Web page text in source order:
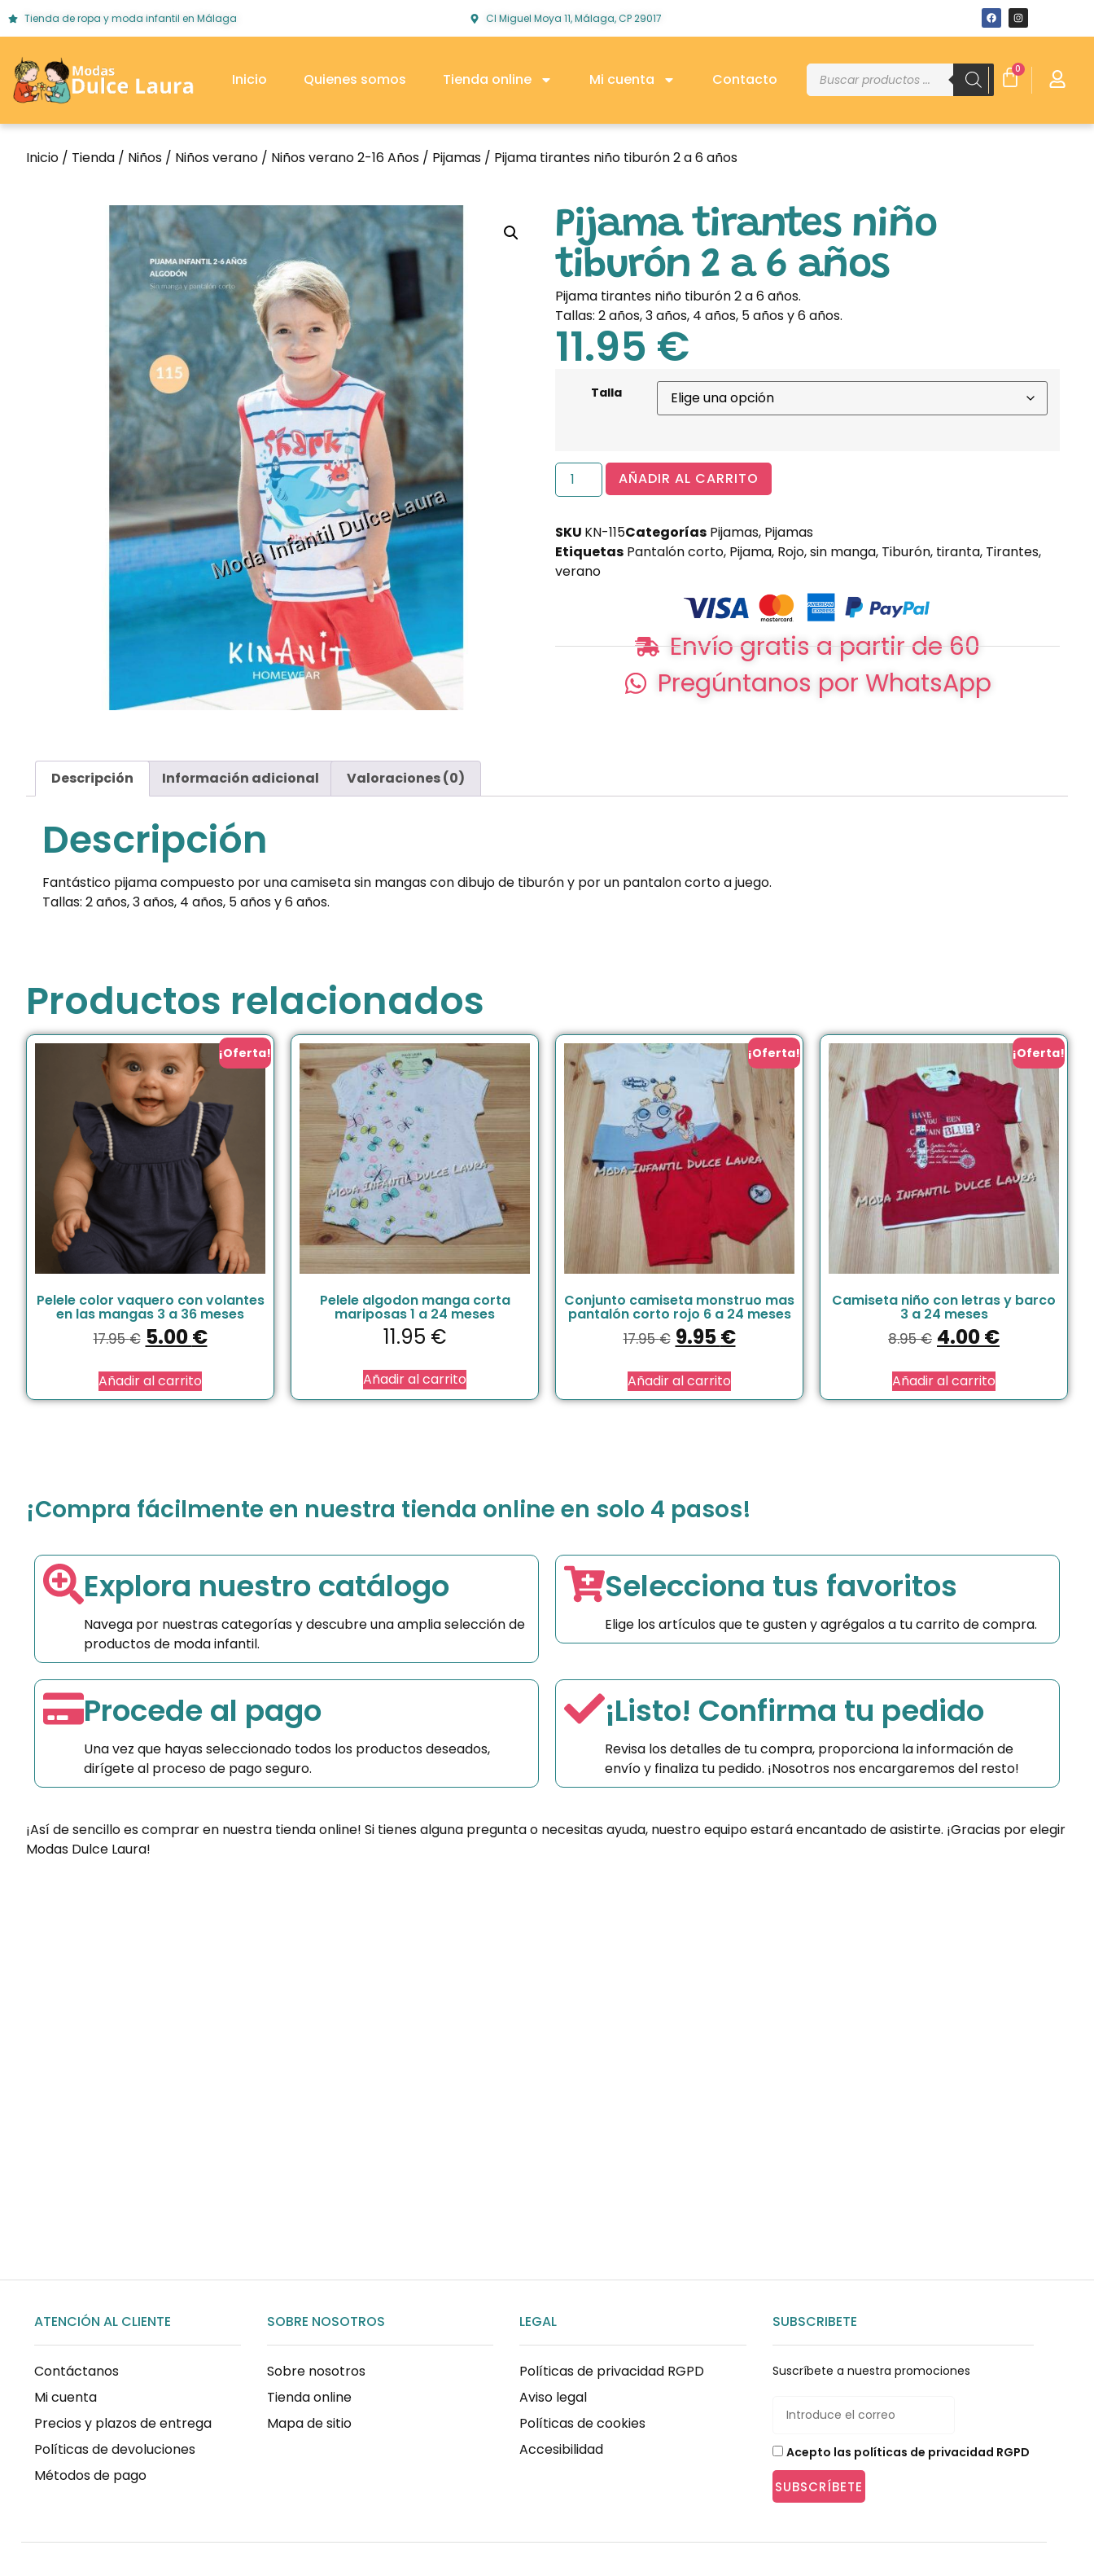
Tienda de ropa y moda infantil en Málaga Cl Miguel Moya 11, Málaga, CP 29017
Inicio Quienes somos Tienda online Mi cuenta Contacto
0
Inicio / Tienda / Niños / Niños verano / Niños verano 2-16 Años / Pijamas / Pijama tirantes niño tiburón 2 a 6 años
Pijama tirantes niño
tiburón 2 a 6 años
Pijama tirantes niño tiburón 2 a 6 años.
Tallas: 2 años, 3 años, 4 años, 5 años y 6 años.
11.95 €
Talla
AÑADIR AL CARRITO
SKU KN-115Categorías Pijamas, Pijamas
Etiquetas Pantalón corto, Pijama, Rojo,sin manga, Tiburón, tiranta, Tirantes,
verano
Envío gratis a partir de 60
Pregúntanos por WhatsApp
Descripción Información adicional Valoraciones (0)
Descripción
Fantástico pijama compuesto por una camiseta sin mangas con dibujo de tiburón y por un pantalon corto a juego.
Tallas: 2 años, 3 años, 4 años, 5 años y 6 años.
Productos relacionados
¡Oferta!
Pelele color vaquero con volantes
en las mangas 3 a 36 meses
17.95€ 5.00€
Añadir al carrito
Pelele algodon manga corta
mariposas 1 a 24 meses
11.95 €
Añadir al carrito
¡Oferta!
Conjunto camiseta monstruo mas
pantalón corto rojo 6 a 24 meses
17.95€ 9.95€
Añadir al carrito
¡Oferta!
Camiseta niño con letras y barco
3 a 24 meses
8.95€ 4.00€
Añadir al carrito
¡Compra fácilmente en nuestra tienda online en solo 4 pasos!
Explora nuestro catálogo
Navega por nuestras categorías y descubre una amplia selección de
productos de moda infantil.
Selecciona tus favoritos
Elige los artículos que te gusten y agrégalos a tu carrito de compra.
Procede al pago
Una vez que hayas seleccionado todos los productos deseados,
dirígete al proceso de pago seguro.
¡Listo! Confirma tu pedido
Revisa los detalles de tu compra, proporciona la información de
envío y finaliza tu pedido. ¡Nosotros nos encargaremos del resto!
¡Así de sencillo es comprar en nuestra tienda online! Si tienes alguna pregunta o necesitas ayuda, nuestro equipo estará encantado de asistirte. ¡Gracias por elegir
Modas Dulce Laura!
ATENCIÓN AL CLIENTE
Contáctanos
Mi cuenta
Precios y plazos de entrega
Políticas de devoluciones
Métodos de pago
SOBRE NOSOTROS
Sobre nosotros
Tienda online
Mapa de sitio
LEGAL
Políticas de privacidad RGPD
Aviso legal
Políticas de cookies
Accesibilidad
SUBSCRIBETE
Suscríbete a nuestra promociones
Acepto las políticas de privacidad RGPD
SUBSCRÍBETE